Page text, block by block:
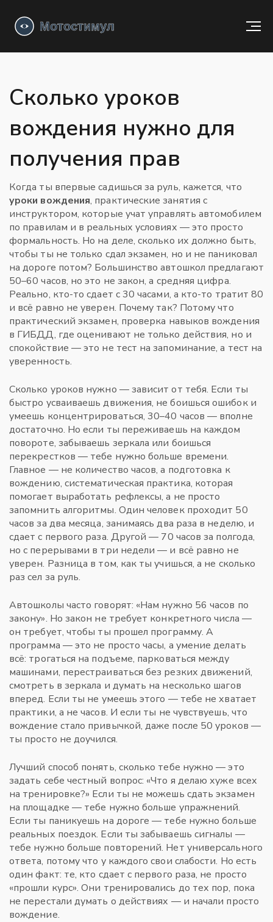
Сколько уроков
вождения нужно для
получения прав
Когда ты впервые садишься за руль, кажется, что
уроки вождения, практические занятия с
инструктором, которые учат управлять автомобилем
по правилам и в реальных условиях — это просто
формальность. Но на деле, сколько их должно быть,
чтобы ты не только сдал экзамен, но и не паниковал
на дороге потом? Большинство автошкол предлагают
50–60 часов, но это не закон, а средняя цифра.
Реально, кто-то сдает с 30 часами, а кто-то тратит 80
и всё равно не уверен. Почему так? Потому что
практический экзамен, проверка навыков вождения
в ГИБДД, где оценивают не только действия, но и
спокойствие — это не тест на запоминание, а тест на
уверенность.
Сколько уроков нужно — зависит от тебя. Если ты
быстро усваиваешь движения, не боишься ошибок и
умеешь концентрироваться, 30–40 часов — вполне
достаточно. Но если ты переживаешь на каждом
повороте, забываешь зеркала или боишься
перекрестков — тебе нужно больше времени.
Главное — не количество часов, а подготовка к
вождению, систематическая практика, которая
помогает выработать рефлексы, а не просто
запомнить алгоритмы. Один человек проходит 50
часов за два месяца, занимаясь два раза в неделю, и
сдает с первого раза. Другой — 70 часов за полгода,
но с перерывами в три недели — и всё равно не
уверен. Разница в том, как ты учишься, а не сколько
раз сел за руль.
Автошколы часто говорят: «Нам нужно 56 часов по
закону». Но закон не требует конкретного числа —
он требует, чтобы ты прошел программу. А
программа — это не просто часы, а умение делать
всё: трогаться на подъеме, парковаться между
машинами, перестраиваться без резких движений,
смотреть в зеркала и думать на несколько шагов
вперед. Если ты не умеешь этого — тебе не хватает
практики, а не часов. И если ты не чувствуешь, что
вождение стало привычкой, даже после 50 уроков —
ты просто не доучился.
Лучший способ понять, сколько тебе нужно — это
задать себе честный вопрос: «Что я делаю хуже всех
на тренировке?» Если ты не можешь сдать экзамен
на площадке — тебе нужно больше упражнений.
Если ты паникуешь на дороге — тебе нужно больше
реальных поездок. Если ты забываешь сигналы —
тебе нужно больше повторений. Нет универсального
ответа, потому что у каждого свои слабости. Но есть
один факт: те, кто сдает с первого раза, не просто
«прошли курс». Они тренировались до тех пор, пока
не перестали думать о действиях — и начали просто
вождение.